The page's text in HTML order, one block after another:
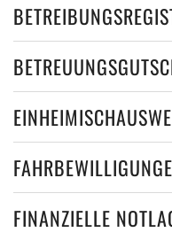
FINANZIELLE